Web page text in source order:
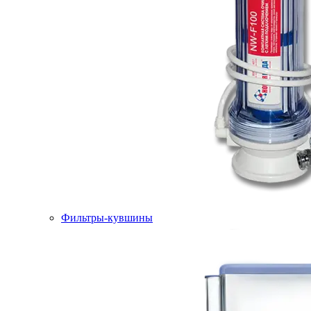
Фильтры-кувшины